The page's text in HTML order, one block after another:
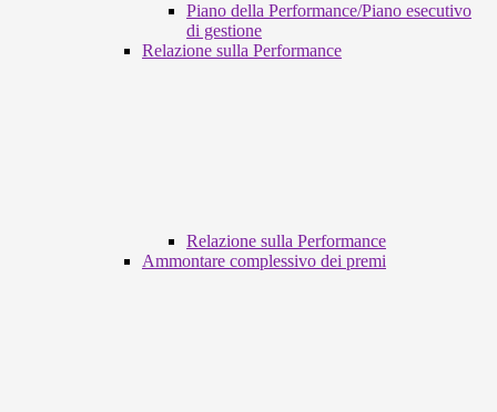
Piano della Performance/Piano esecutivo
di gestione
Relazione sulla Performance
Relazione sulla Performance
Ammontare complessivo dei premi